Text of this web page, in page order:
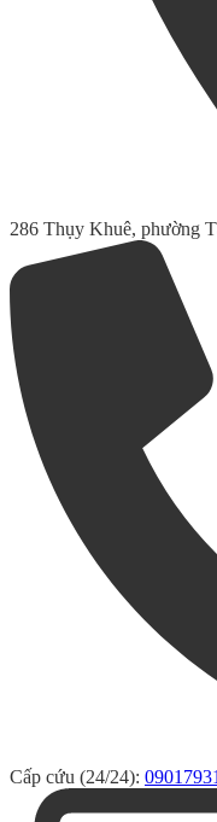
286 Thụy Khuê, phường
Cấp cứu (24/24):